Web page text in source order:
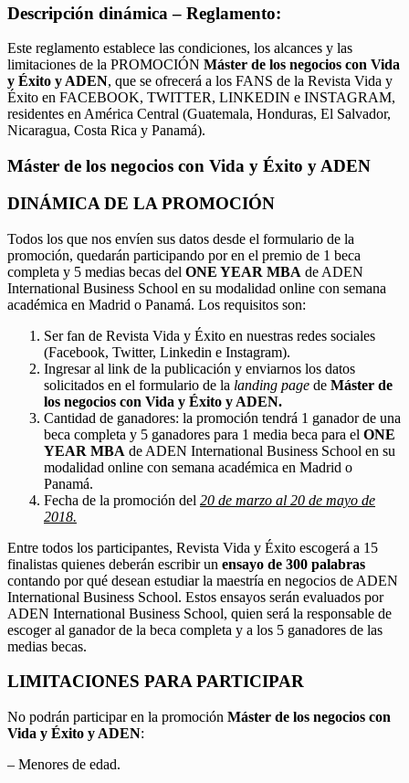
Descripción dinámica – Reglamento:
Este reglamento establece las condiciones, los alcances y las
limitaciones de la PROMOCIÓN Máster de los negocios con Vida
y Éxito y ADEN, que se ofrecerá a los FANS de la Revista Vida y
Éxito en FACEBOOK, TWITTER, LINKEDIN e INSTAGRAM,
residentes en América Central (Guatemala, Honduras, El Salvador,
Nicaragua, Costa Rica y Panamá).
Máster de los negocios con Vida y Éxito y ADEN
DINÁMICA DE LA PROMOCIÓN
Todos los que nos envíen sus datos desde el formulario de la
promoción, quedarán participando por en el premio de 1 beca
completa y 5 medias becas del ONE YEAR MBA de ADEN
International Business School en su modalidad online con semana
académica en Madrid o Panamá. Los requisitos son:
Ser fan de Revista Vida y Éxito en nuestras redes sociales
(Facebook, Twitter, Linkedin e Instagram).
Ingresar al link de la publicación y enviarnos los datos
solicitados en el formulario de la landing page de Máster de
los negocios con Vida y Éxito y ADEN.
Cantidad de ganadores: la promoción tendrá 1 ganador de una
beca completa y 5 ganadores para 1 media beca para el ONE
YEAR MBA de ADEN International Business School en su
modalidad online con semana académica en Madrid o
Panamá.
Fecha de la promoción del 20 de marzo al 20 de mayo de
2018.
Entre todos los participantes, Revista Vida y Éxito escogerá a 15
finalistas quienes deberán escribir un ensayo de 300 palabras
contando por qué desean estudiar la maestría en negocios de ADEN
International Business School. Estos ensayos serán evaluados por
ADEN International Business School, quien será la responsable de
escoger al ganador de la beca completa y a los 5 ganadores de las
medias becas.
LIMITACIONES PARA PARTICIPAR
No podrán participar en la promoción Máster de los negocios con
Vida y Éxito y ADEN:
– Menores de edad.